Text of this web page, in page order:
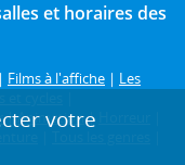
et horaires des
| Films à l'affiche | Les
|Animation|
votre